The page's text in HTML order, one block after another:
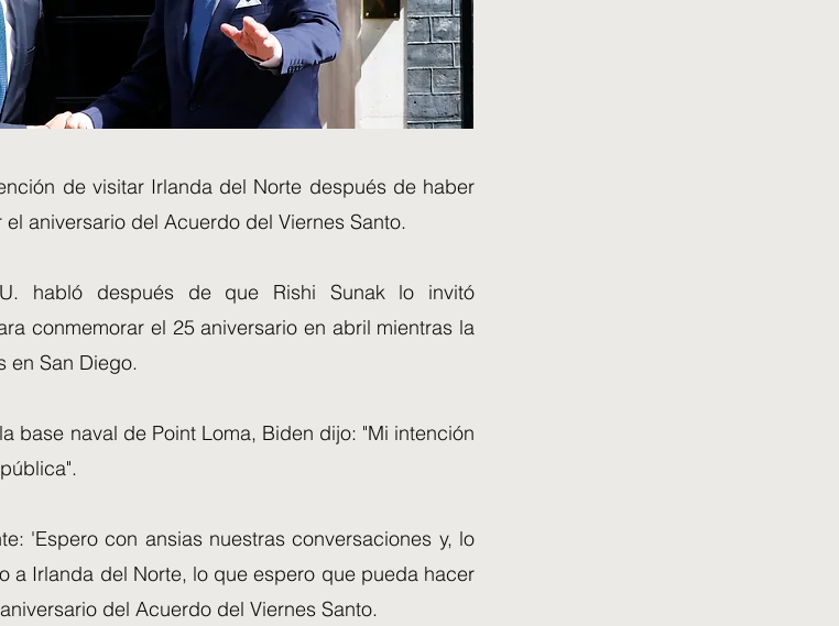
de visitar Irlanda del Norte después de haber
aniversario del Acuerdo del Viernes Santo.
habló después de que Rishi Sunak lo invitó
conmemorar el 25 aniversario en abril mientras la
en San Diego.
base naval de Point Loma, Biden dijo: "Mi intención
'Espero con ansias nuestras conversaciones y, lo
a Irlanda del Norte, lo que espero que pueda hacer
del Acuerdo del Viernes Santo.